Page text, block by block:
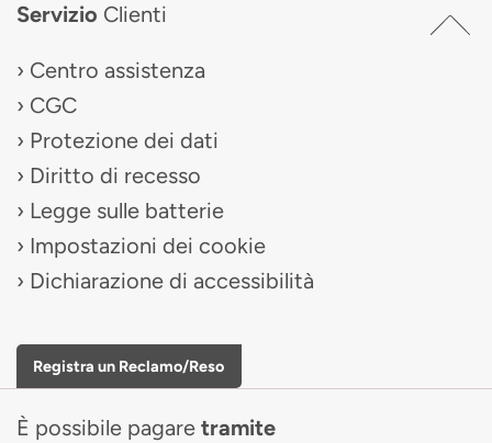
Servizio Clienti
Centro assistenza
CGC
Protezione dei dati
Diritto di recesso
Legge sulle batterie
Impostazioni dei cookie
Dichiarazione di accessibilità
Registra un Reclamo/Reso
È possibile pagare tramite